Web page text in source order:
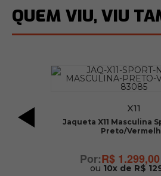
QUEM VIU, VIU
X11
Jaqueta X11 Masculina
Preto/
R$ 1.299,00
ou 10x de R$